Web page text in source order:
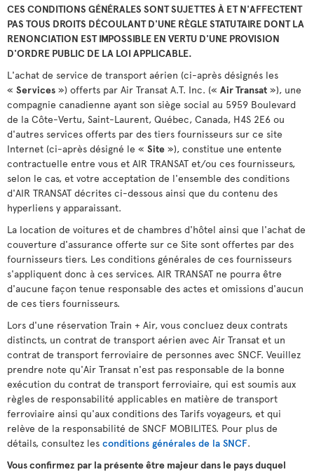
CES CONDITIONS GÉNÉRALES SONT SUJETTES À ET N'AFFECTENT
PAS TOUS DROITS DÉCOULANT D'UNE RÈGLE STATUTAIRE DONT LA
RENONCIATION EST IMPOSSIBLE EN VERTU D'UNE PROVISION
D'ORDRE PUBLIC DE LA LOI APPLICABLE.
L'achat de service de transport aérien (ci-après désignés les
« Services ») offerts par Air Transat A.T. Inc. (« Air Transat »), une
compagnie canadienne ayant son siège social au 5959 Boulevard
de la Côte-Vertu, Saint-Laurent, Québec, Canada, H4S 2E6 ou
d'autres services offerts par des tiers fournisseurs sur ce site
Internet (ci-après désigné le « Site »), constitue une entente
contractuelle entre vous et AIR TRANSAT et/ou ces fournisseurs,
selon le cas, et votre acceptation de l'ensemble des conditions
d'AIR TRANSAT décrites ci-dessous ainsi que du contenu des
hyperliens y apparaissant.
La location de voitures et de chambres d'hôtel ainsi que l'achat de
couverture d'assurance offerte sur ce Site sont offertes par des
fournisseurs tiers. Les conditions générales de ces fournisseurs
s'appliquent donc à ces services. AIR TRANSAT ne pourra être
d'aucune façon tenue responsable des actes et omissions d'aucun
de ces tiers fournisseurs.
Lors d'une réservation Train + Air, vous concluez deux contrats
distincts, un contrat de transport aérien avec Air Transat et un
contrat de transport ferroviaire de personnes avec SNCF. Veuillez
prendre note qu'Air Transat n'est pas responsable de la bonne
exécution du contrat de transport ferroviaire, qui est soumis aux
règles de responsabilité applicables en matière de transport
ferroviaire ainsi qu'aux conditions des Tarifs voyageurs, et qui
relève de la responsabilité de SNCF MOBILITES. Pour plus de
détails, consultez les conditions générales de la SNCF.
Vous confirmez par la présente être majeur dans le pays duquel